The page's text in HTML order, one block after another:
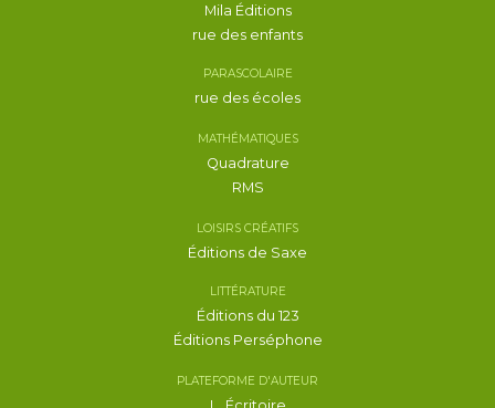
Mila Éditions
rue des enfants
PARASCOLAIRE
rue des écoles
MATHÉMATIQUES
Quadrature
RMS
LOISIRS CRÉATIFS
Éditions de Saxe
LITTÉRATURE
Éditions du 123
Éditions Perséphone
PLATEFORME D'AUTEUR